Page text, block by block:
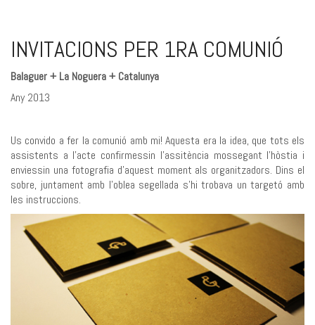
INVITACIONS PER 1RA COMUNIÓ
Balaguer + La Noguera + Catalunya
Any 2013
Us convido a fer la comunió amb mi! Aquesta era la idea, que tots els
assistents a l’acte confirmessin l’assitència mossegant l’hòstia i
enviessin una fotografia d’aquest moment als organitzadors. Dins el
sobre, juntament amb l’oblea segellada s’hi trobava un targetó amb
les instruccions.